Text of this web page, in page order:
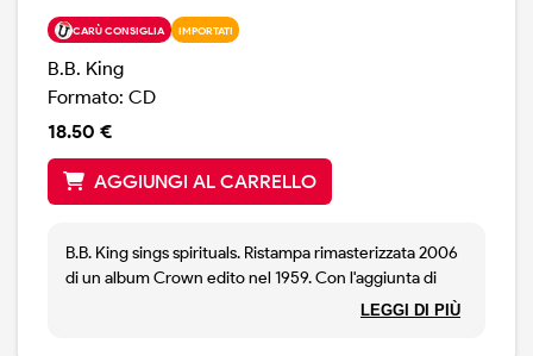
CARÙ CONSIGLIA IMPORTATI
B.B. King
Formato: CD
18.50 €
AGGIUNGI AL CARRELLO
B.B. King sings spirituals. Ristampa rimasterizzata 2006
di un album Crown edito nel 1959. Con l'aggiunta di
LEGGI DI PIÙ